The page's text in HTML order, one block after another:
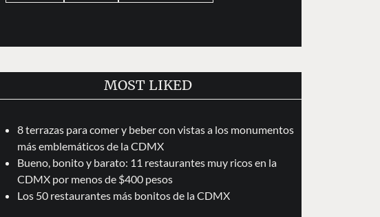
MOST LIKED
8 terrazas para comer y beber con vistas a los monumentos
más emblemáticos de la CDMX
Bueno, bonito y barato: 11 restaurantes muy ricos en la
CDMX por menos de $400 pesos
Los 50 restaurantes más bonitos de la CDMX